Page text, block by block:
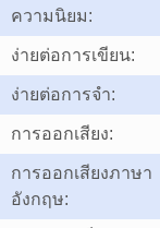
ความนิยม:
ง่ายต่อการเขียน:
ง่ายต่อการจำ:
การออกเสียง:
การออกเสียงภาษา
อังกฤษ: